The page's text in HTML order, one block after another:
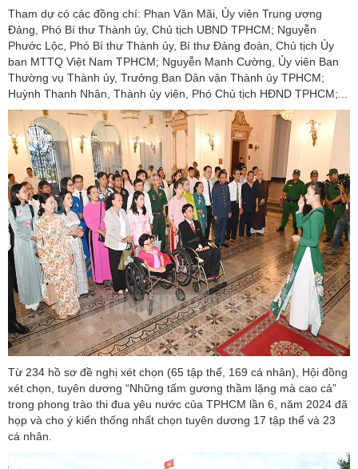
Tham dự có các đồng chí: Phan Văn Mãi, Ủy viên Trung ương
Đảng, Phó Bí thư Thành ủy, Chủ tịch UBND TPHCM; Nguyễn
Phước Lộc, Phó Bí thư Thành ủy, Bí thư Đảng đoàn, Chủ tịch Ủy
ban MTTQ Việt Nam TPHCM; Nguyễn Mạnh Cường, Ủy viên Ban
Thường vụ Thành ủy, Trưởng Ban Dân vận Thành ủy TPHCM;
Huỳnh Thanh Nhân, Thành ủy viên, Phó Chủ tịch HĐND TPHCM;...
Từ 234 hồ sơ đề nghị xét chọn (65 tập thể, 169 cá nhân), Hội đồng
xét chọn, tuyên dương “Những tấm gương thầm lặng mà cao cả”
trong phong trào thi đua yêu nước của TPHCM lần 6, năm 2024 đã
họp và cho ý kiến thống nhất chọn tuyên dương 17 tập thể và 23
cá nhân.